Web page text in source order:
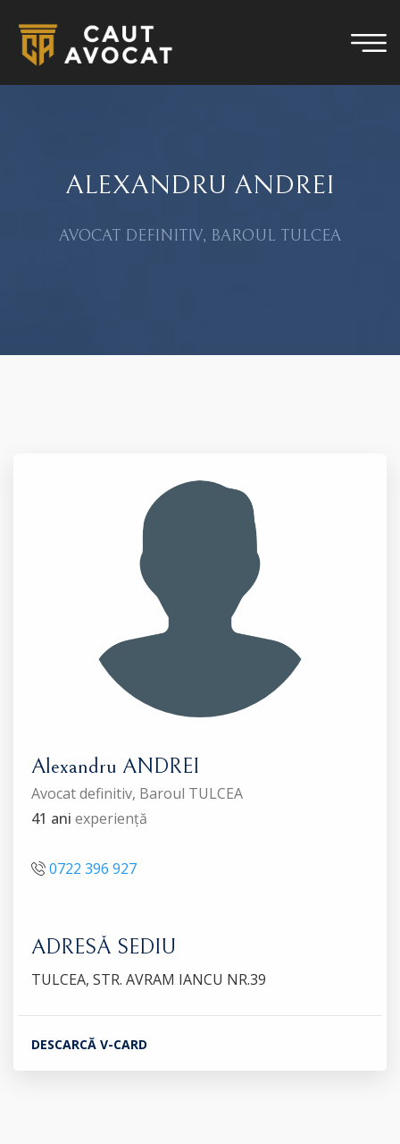
ALEXANDRU ANDREI
AVOCAT DEFINITIV, BAROUL TULCEA
Alexandru ANDREI
Avocat definitiv, Baroul TULCEA
41 ani experiență
0722 396 927
ADRESĂ SEDIU
TULCEA, STR. AVRAM IANCU NR.39
DESCARCĂ V-CARD